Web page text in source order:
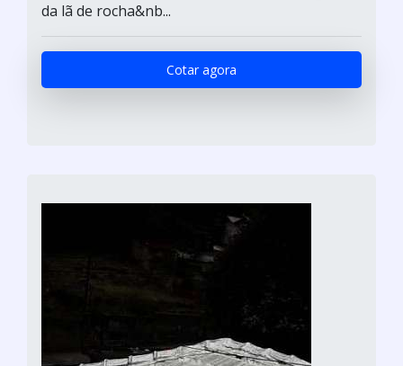
da lã de rocha&nb...
Cotar agora